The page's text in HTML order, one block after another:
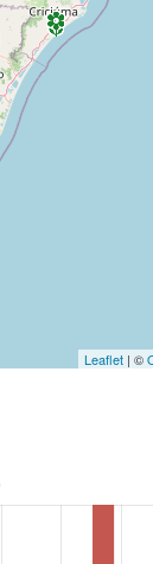
Leaflet| ©